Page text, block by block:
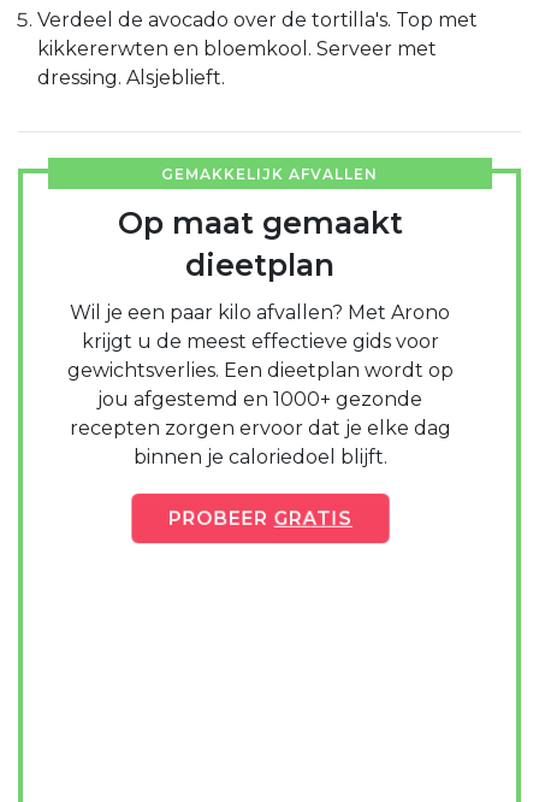
Verdeel de avocado over de tortilla's. Top met
kikkererwten en bloemkool. Serveer met
dressing. Alsjeblieft.
GEMAKKELIJK AFVALLEN
Op maat gemaakt
dieetplan
Wil je een paar kilo afvallen? Met Arono
krijgt u de meest effectieve gids voor
gewichtsverlies. Een dieetplan wordt op
jou afgestemd en 1000+ gezonde
recepten zorgen ervoor dat je elke dag
binnen je caloriedoel blijft.
PROBEER GRATIS